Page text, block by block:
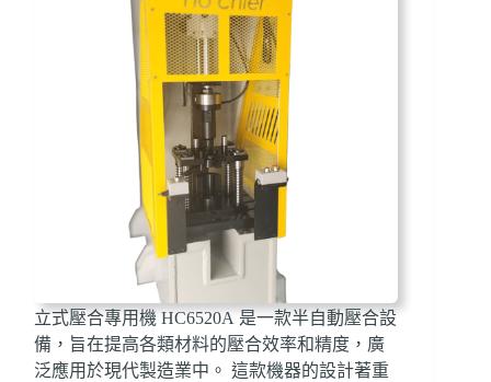
立式壓合專用機 HC6520A 是一款半自動壓合設
備，旨在提高各類材料的壓合效率和精度，廣
泛應用於現代製造業中。 這款機器的設計著重